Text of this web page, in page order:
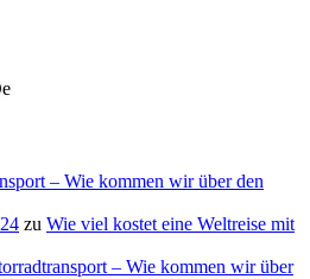
– Wie kommen wir über den
zu Wie viel kostet eine Weltreise mit
– Wie kommen wir über